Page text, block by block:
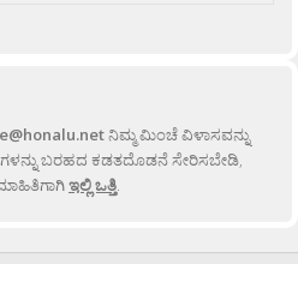
ನಿಮ್ಮ ಮಿಂಚೆ ವಿಳಾಸವನ್ನು
ಬರಹದ ಕಡತದೊಡನೆ ಸೇರಿಸಬೇಡಿ,
ಇಲ್ಲಿ ಒತ್ತಿ.